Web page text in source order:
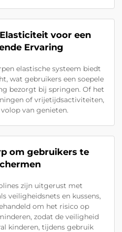
voor een
Ervaring
elastische systeem biedt
wat gebruikers een soepele
bezorgt bij springen. Of het
of vrijetijdsactiviteiten,
van genieten.
om gebruikers te
zijn uitgerust met
veiligheidsnets en kussens,
om het risico op
zodat de veiligheid
kinderen, tijdens gebruik